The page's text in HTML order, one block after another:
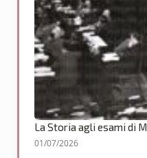
La Storia agli esami di
01/07/2026